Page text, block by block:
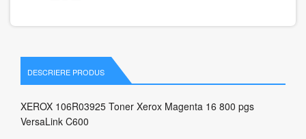
DESCRIERE PRODUS
XEROX 106R03925 Toner Xerox Magenta 16 800 pgs
VersaLink C600